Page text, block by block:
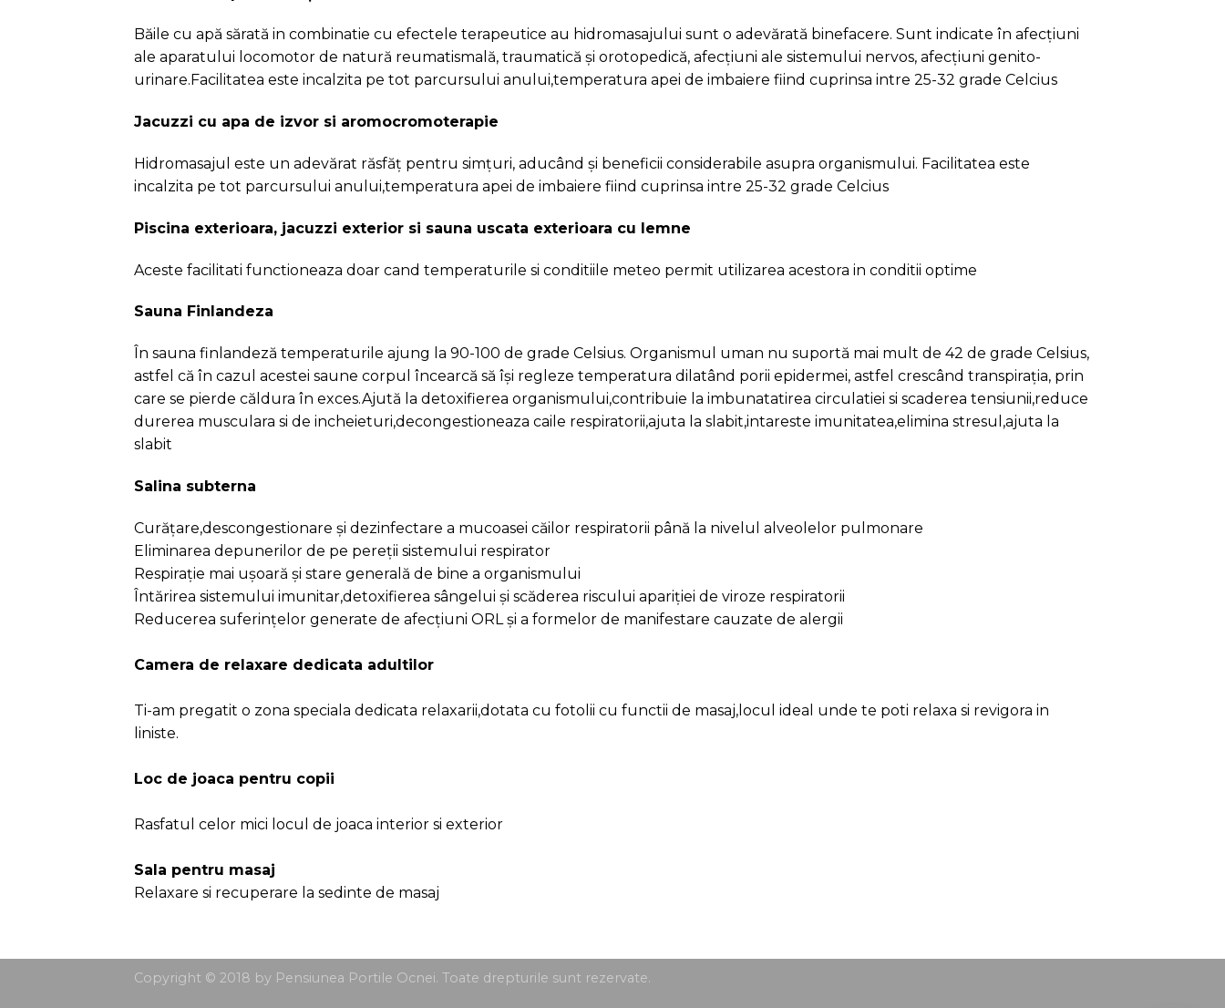
În sauna finlandeză temperaturile ajung la 90-100 de grade Celsius. Organismul uman nu suportă mai mult de 42 de grade Celsius,
astfel că în cazul acestei saune corpul încearcă să își regleze temperatura dilatând porii epidermei, astfel crescând transpirația, prin
care se pierde căldura în exces.Ajută la detoxifierea organismului,contribuie la imbunatatirea circulatiei si scaderea tensiunii,reduce
slabit
Salina subterna
Eliminarea depunerilor de pe pereții sistemului respirator
Întărirea sistemului imunitar,detoxifierea sângelui și scăderea riscului apariției de viroze respiratorii
Camera de relaxare dedicata adultilor
Ti-am pregatit o zona speciala dedicata relaxarii,dotata cu fotolii cu functii de masaj,locul ideal unde te poti relaxa si revigora in
liniste.
Sala pentru masaj
Relaxare si recuperare la sedinte de masaj
Copyright © 2018 by Pensiunea Portile Ocnei. Toate drepturile sunt rezervate.